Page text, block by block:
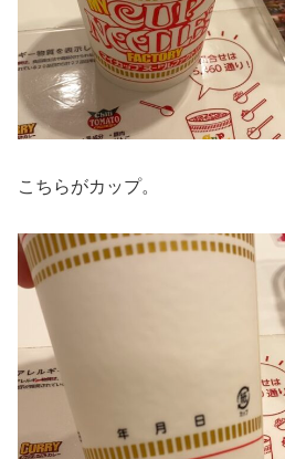
こちらがカップ。